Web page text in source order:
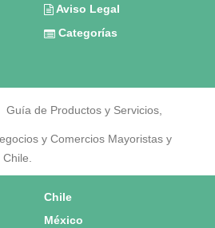
Aviso Legal
Categorías
Guía de Productos y Servicios,
y Comercios Mayoristas y
Chile
México